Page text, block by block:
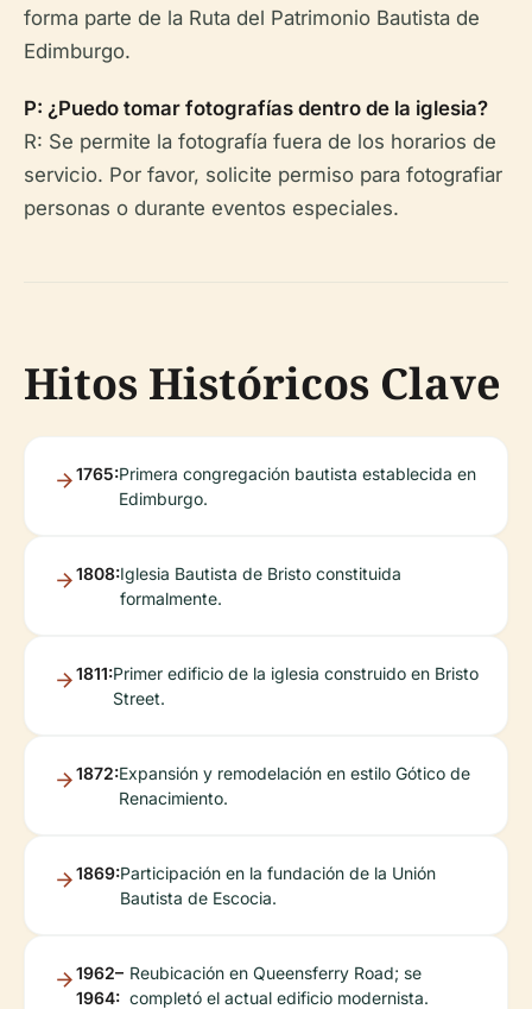
forma parte de la Ruta del Patrimonio Bautista de
Edimburgo.
P: ¿Puedo tomar fotografías dentro de la iglesia?
R: Se permite la fotografía fuera de los horarios de
servicio. Por favor, solicite permiso para fotografiar
personas o durante eventos especiales.
Hitos Históricos Clave
1765:Primera congregación bautista establecida en
Edimburgo.
1808:Iglesia Bautista de Bristo constituida
formalmente.
1811:Primer edificio de la iglesia construido en Bristo
Street.
1872:Expansión y remodelación en estilo Gótico de
Renacimiento.
1869:Participación en la fundación de la Unión
Bautista de Escocia.
1962–
1964:
Reubicación en Queensferry Road; se
completó el actual edificio modernista.